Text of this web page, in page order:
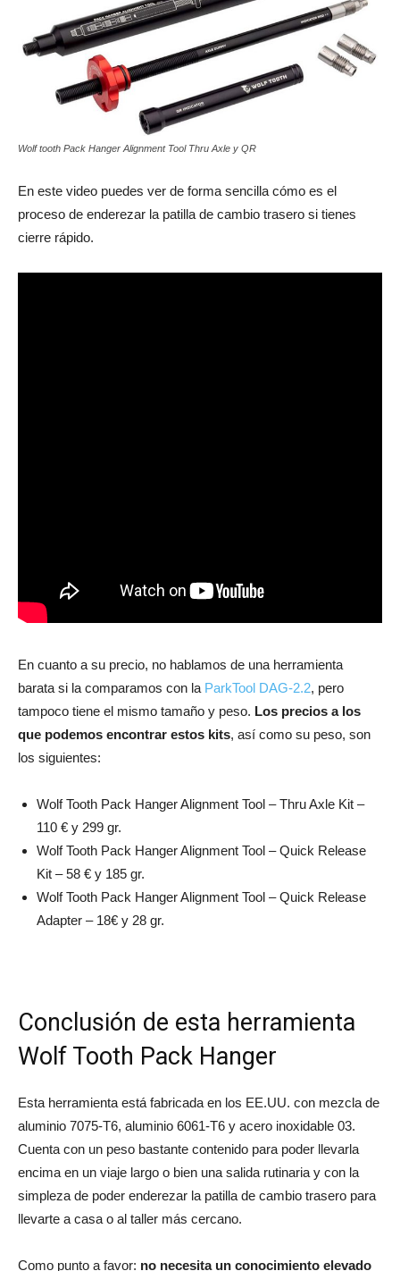
Wolf tooth Pack Hanger Alignment Tool Thru Axle y QR
En este video puedes ver de forma sencilla cómo es el
proceso de enderezar la patilla de cambio trasero si tienes
cierre rápido.
En cuanto a su precio, no hablamos de una herramienta
barata si la comparamos con la ParkTool DAG-2.2, pero
tampoco tiene el mismo tamaño y peso. Los precios a los
que podemos encontrar estos kits, así como su peso, son
los siguientes:
Wolf Tooth Pack Hanger Alignment Tool – Thru Axle Kit –
110 € y 299 gr.
Wolf Tooth Pack Hanger Alignment Tool – Quick Release
Kit – 58 € y 185 gr.
Wolf Tooth Pack Hanger Alignment Tool – Quick Release
Adapter – 18€ y 28 gr.
Conclusión de esta herramienta
Wolf Tooth Pack Hanger
Esta herramienta está fabricada en los EE.UU. con mezcla de
aluminio 7075-T6, aluminio 6061-T6 y acero inoxidable 03.
Cuenta con un peso bastante contenido para poder llevarla
encima en un viaje largo o bien una salida rutinaria y con la
simpleza de poder enderezar la patilla de cambio trasero para
llevarte a casa o al taller más cercano.
Como punto a favor: no necesita un conocimiento elevado